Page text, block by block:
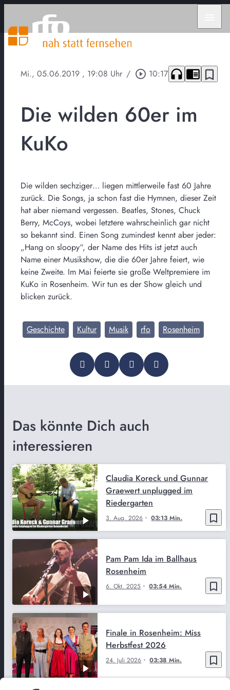
Mi., 05.06.2019 , 19:08 Uhr / play_circle_outline 10:17 headphones chrome_reader_mode bookmark_border
Die wilden 60er im
KuKo
Die wilden sechziger… liegen mittlerweile fast 60 Jahre
zurück. Die Songs, ja schon fast die Hymnen, dieser Zeit
hat aber niemand vergessen. Beatles, Stones, Chuck
Berry, McCoys, wobei letztere wahrscheinlich gar nicht
so bekannt sind. Einen Song zumindest kennt aber jeder:
„Hang on sloopy“, der Name des Hits ist jetzt auch
Name einer Musikshow, die die 60er Jahre feiert, wie
keine Zweite. Im Mai feierte sie große Weltpremiere im
KuKo in Rosenheim. Wir tun es der Show gleich und
blicken zurück.
Geschichte Kultur Musik rfo Rosenheim
Das könnte Dich auch
interessieren
bookmark_border
3. Aug. 2026 03:13 Min.
Claudia Koreck und Gunnar
Graewert unplugged im
Riedergarten
bookmark_border
6. Okt. 2025 03:54 Min.
Pam Pam Ida im Ballhaus
Rosenheim
bookmark_border
24. Juli 2026 03:38 Min.
Finale in Rosenheim: Miss
Herbstfest 2026